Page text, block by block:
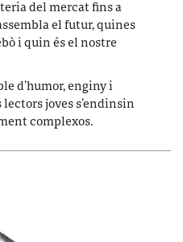
del mercat fins a
el futur, quines
i quin és el nostre
d’humor, enginy i
joves s’endinsin
complexos.